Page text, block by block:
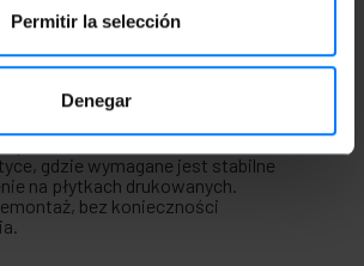
Permitir la selección
Denegar
4.
średnica drutu: 0,25 do 1,5 mm.
gdzie wymagane jest stabilne
na płytkach drukowanych.
bez konieczności